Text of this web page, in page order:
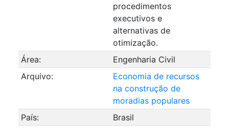
procedimentos
executivos e
alternativas de
otimização.
Área:
Engenharia Civil
Arquivo:
Economia de recursos
na construção de
moradias populares
País:
Brasil